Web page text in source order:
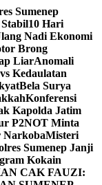
Sumenep
10 Hari
Nadi Ekonomi
Brong
LiarAnomali
Kedaulatan
Bela Surya
Konferensi
Kapolda Jatim
P2NOT Minta
NarkobaMisteri
Sumenep Janji
Kokain
CAK FAUZI: